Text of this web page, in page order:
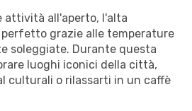
attività all'aperto, l'alta
perfetto grazie alle temperature
soleggiate. Durante questa
luoghi iconici della città,
culturali o rilassarti in un caffè